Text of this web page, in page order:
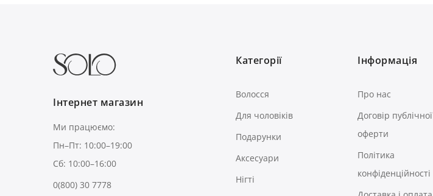
Інтернет магазин
Ми працюємо:
Пн–Пт: 10:00–19:00
Сб: 10:00–16:00
0(800) 30 7778
Категорії
Волосся
Для чоловіків
Подарунки
Аксесуари
Нігті
Інформація
Про нас
Договір публічної
оферти
Політика
конфіденційності